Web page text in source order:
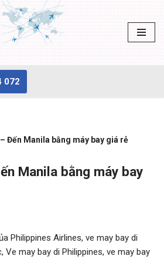
072
Đến Manila bằng máy bay giá rẻ
Manila bằng máy bay
Philippines Airlines, ve may bay di
Ve may bay di Philippines, ve may bay